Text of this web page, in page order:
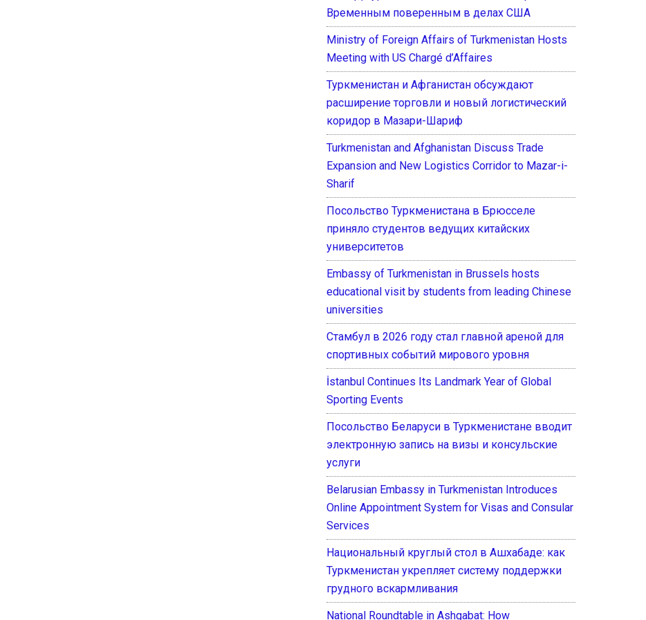
Временным поверенным в делах США
Ministry of Foreign Affairs of Turkmenistan Hosts
Meeting with US Chargé d’Affaires
Туркменистан и Афганистан обсуждают
расширение торговли и новый логистический
коридор в Мазари-Шариф
Turkmenistan and Afghanistan Discuss Trade
Expansion and New Logistics Corridor to Mazar-i-
Sharif
Посольство Туркменистана в Брюсселе
приняло студентов ведущих китайских
университетов
Embassy of Turkmenistan in Brussels hosts
educational visit by students from leading Chinese
universities
Стамбул в 2026 году стал главной ареной для
спортивных событий мирового уровня
İstanbul Continues Its Landmark Year of Global
Sporting Events
Посольство Беларуси в Туркменистане вводит
электронную запись на визы и консульские
услуги
Belarusian Embassy in Turkmenistan Introduces
Online Appointment System for Visas and Consular
Services
Национальный круглый стол в Ашхабаде: как
Туркменистан укрепляет систему поддержки
грудного вскармливания
National Roundtable in Ashgabat: How